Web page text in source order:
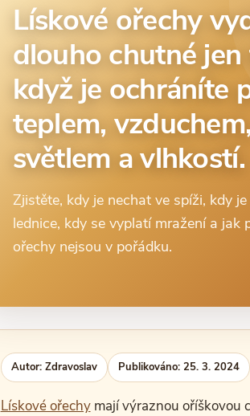
Lískové ořechy
dlouho chutné jen
když je ochráníte
teplem, vzduchem,
světlem a vlhkostí.
Zjistěte, kdy je nechat ve spíži, kdy
lednice, kdy se vyplatí mražení a jak
ořechy nejsou v pořádku.
Autor: Zdravoslav Publikováno: 25. 3. 2024
Lískové ořechymají výraznou oříškovou